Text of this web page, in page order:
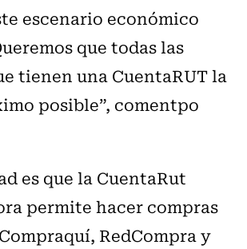
escenario económico
que todas las
tienen una CuentaRUT la
posible”, comentpo
es que la CuentaRut
permite hacer compras
RedCompra y